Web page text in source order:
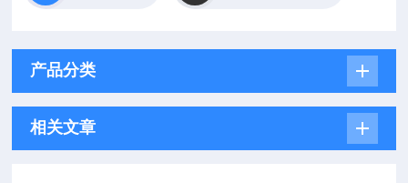
产品分类
相关文章